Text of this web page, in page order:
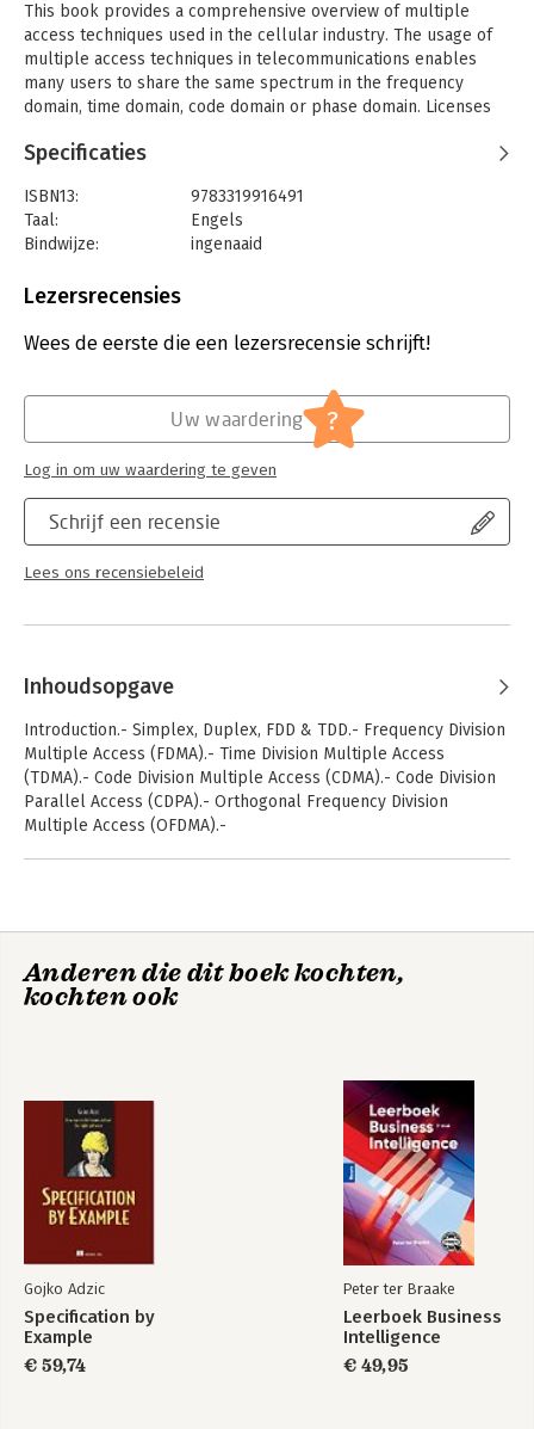
This book provides a comprehensive overview of multiple
access techniques used in the cellular industry. The usage of
multiple access techniques in telecommunications enables
many users to share the same spectrum in the frequency
domain, time domain, code domain or phase domain. Licenses
systems over given bands of frequencies, with the smaller
Thus, bandwidth efficiency is vital, as the speed and size of
digital data networks continue to expand. This brief also uses
numerous illustrations to bring students up-to-date in the
then be put to work in the industry. Primarily, electrical
as engineers and designers working in wireless
Specificaties
ISBN13:
9783319916491
Taal:
Engels
Bindwijze:
ingenaaid
Uitgever:
Lezersrecensies
Wees de eerste die een lezersrecensie schrijft!
Schrijf een recensie
Lees ons recensiebeleid
Uw waardering ?
Log in om uw waardering te geven
Inhoudsopgave
Introduction.- Simplex, Duplex, FDD & TDD.- Frequency Division
Multiple Access (FDMA).- Time Division Multiple Access
(TDMA).- Code Division Multiple Access (CDMA).- Code Division
Parallel Access (CDPA).- Orthogonal Frequency Division
Multiple Access (OFDMA).-
Anderen die dit boek kochten,
kochten ook
Gojko Adzic
Specification by
Example
€ 59,74
Peter ter Braake
Leerboek Business
Intelligence
€ 49,95